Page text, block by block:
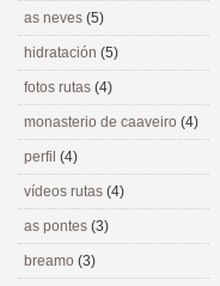
as neves (5)
hidratación (5)
fotos rutas (4)
monasterio de caaveiro (4)
perfil (4)
vídeos rutas (4)
as pontes (3)
breamo (3)